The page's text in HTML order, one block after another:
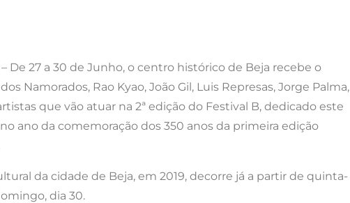
De 27 a 30 de Junho, o centro histórico de Beja recebe o
Namorados, Rao Kyao, João Gil, Luis Represas, Jorge Palma,
que vão atuar na 2ª edição do Festival B, dedicado este
ano da comemoração dos 350 anos da primeira edição
da cidade de Beja, em 2019, decorre já a partir de quinta-
dia 30.